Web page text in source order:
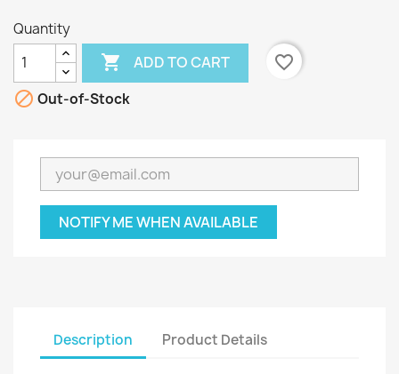
Quantity
 ADD TO CART
favorite_border
 Out-of-Stock
NOTIFY ME WHEN AVAILABLE
Description Product Details